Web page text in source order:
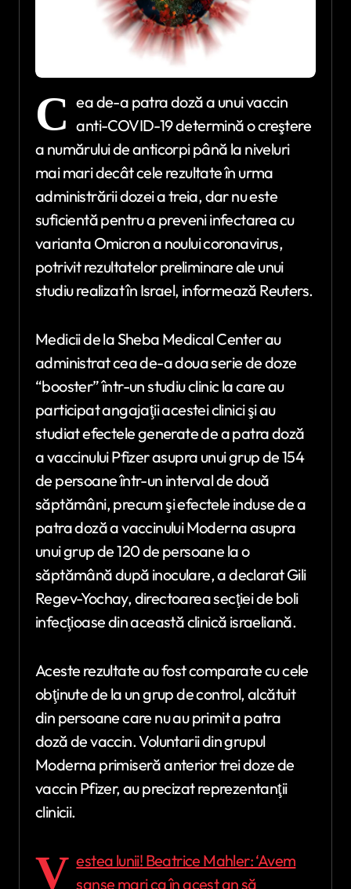
C ea de-a patra doză a unui vaccin
anti-COVID-19 determină o creştere
a numărului de anticorpi până la niveluri
mai mari decât cele rezultate în urma
administrării dozei a treia, dar nu este
suficientă pentru a preveni infectarea cu
varianta Omicron a noului coronavirus,
potrivit rezultatelor preliminare ale unui
studiu realizat în Israel, informează Reuters.
Medicii de la Sheba Medical Center au
administrat cea de-a doua serie de doze
“booster” într-un studiu clinic la care au
participat angajaţii acestei clinici şi au
studiat efectele generate de a patra doză
a vaccinului Pfizer asupra unui grup de 154
de persoane într-un interval de două
săptămâni, precum şi efectele induse de a
patra doză a vaccinului Moderna asupra
unui grup de 120 de persoane la o
săptămână după inoculare, a declarat Gili
Regev-Yochay, directoarea secţiei de boli
infecţioase din această clinică israeliană.
Aceste rezultate au fost comparate cu cele
obţinute de la un grup de control, alcătuit
din persoane care nu au primit a patra
doză de vaccin. Voluntarii din grupul
Moderna primiseră anterior trei doze de
vaccin Pfizer, au precizat reprezentanţii
clinicii.
V estea lunii! Beatrice Mahler: ‘Avem
şanse mari ca în acest an să